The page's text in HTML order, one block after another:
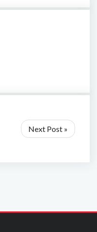
Next Post »